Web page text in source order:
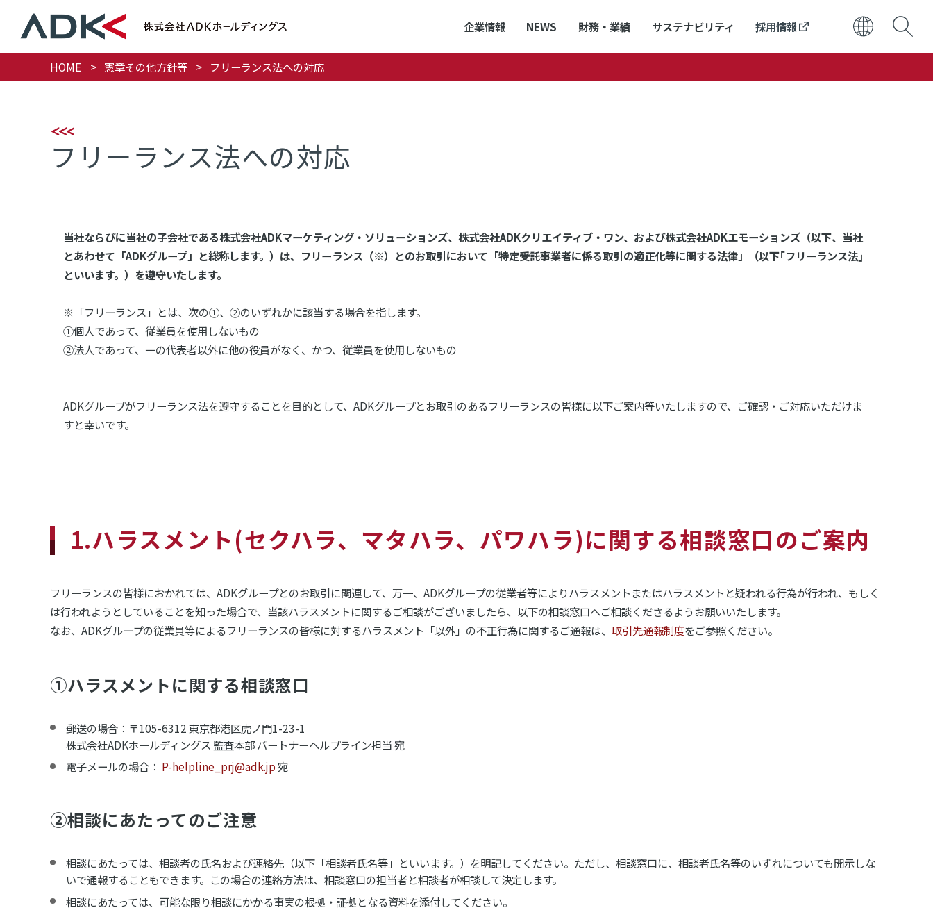
企業情報 NEWS 財務・業績 サステナビリティ 採用情報
日本語
HOME 憲章その他方針等 フリーランス法への対応
フリーランス法への対応
当社ならびに当社の子会社である株式会社ADKマーケティング・ソリューションズ、株式会社ADKクリエイティブ・ワン、および株式会社ADKエモーションズ（以下、当社
とあわせて「ADKグループ」と総称します。）は、フリーランス（※）とのお取引において「特定受託事業者に係る取引の適正化等に関する法律」（以下｢フリーランス法｣
といいます。）を遵守いたします。
※「フリーランス」とは、次の①、②のいずれかに該当する場合を指します。
①個人であって、従業員を使用しないもの
②法人であって、一の代表者以外に他の役員がなく、かつ、従業員を使用しないもの
ADKグループがフリーランス法を遵守することを目的として、ADKグループとお取引のあるフリーランスの皆様に以下ご案内等いたしますので、ご確認・ご対応いただけま
すと幸いです。
1.ハラスメント(セクハラ、マタハラ、パワハラ)に関する相談窓口のご案内
フリーランスの皆様におかれては、ADKグループとのお取引に関連して、万一、ADKグループの従業者等によりハラスメントまたはハラスメントと疑われる行為が行われ、もしく
は行われようとしていることを知った場合で、当該ハラスメントに関するご相談がございましたら、以下の相談窓口へご相談くださるようお願いいたします。
なお、ADKグループの従業員等によるフリーランスの皆様に対するハラスメント「以外」の不正行為に関するご通報は、 取引先通報制度をご参照ください。
①ハラスメントに関する相談窓口
郵送の場合：〒105-6312 東京都港区虎ノ門1-23-1
株式会社ADKホールディングス 監査本部 パートナーヘルプライン担当 宛
電子メールの場合： P-helpline_prj@adk.jp宛
②相談にあたってのご注意
相談にあたっては、相談者の氏名および連絡先（以下「相談者氏名等」といいます。）を明記してください。ただし、相談窓口に、相談者氏名等のいずれについても開示しな
いで通報することもできます。この場合の連絡方法は、相談窓口の担当者と相談者が相談して決定します。
相談にあたっては、可能な限り相談にかかる事実の根拠・証拠となる資料を添付してください。